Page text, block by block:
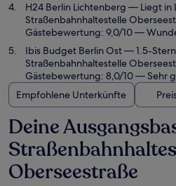
H24 Berlin Lichtenberg — Liegt in
Straßenbahnhaltestelle
Gästebewertung: 9,0/10 —
Ibis Budget Berlin Ost— 1.5-
Straßenbahnhaltestelle
Gästebewertung: 8,0/10 — Sehr
Empfohlene Unterkünfte
Deine
Oberseestraße